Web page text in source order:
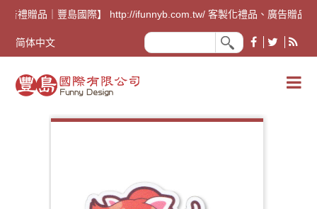
告禮贈品｜豐島國際】 http://ifunnyb.com.tw/ 客製化禮品、廣告贈品
简体中文